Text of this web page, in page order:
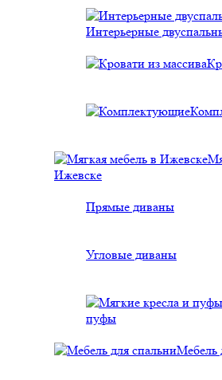
Интерьерные
Ижевске
Прямые диваны
Угловые диваны
пуфы
Мебель